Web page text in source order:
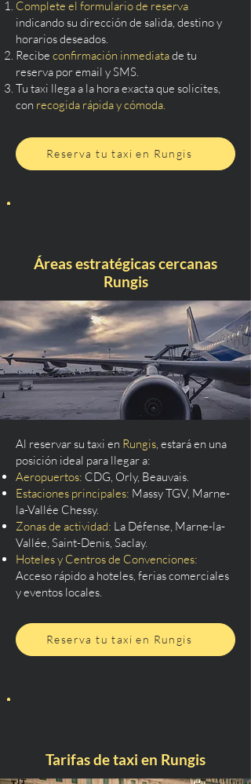
Complete el formulario de reserva
indicando su dirección de salida, destino y
horarios deseados.
Recibe confirmación inmediatade tu
reserva por email y SMS.
Tu taxi llega a la hora exacta que solicites,
con recogida rápida y cómoda.
Reserva tu taxi en Rungis
Áreas estratégicas cercanas
Rungis
Al reservar su taxi en Rungis, estará en una
posición ideal para llegar a:
Aeropuertos: CDG, Orly, Beauvais.
Estaciones principales: Massy TGV, Marne-
la-Vallée Chessy.
Zonas de actividad: La Défense, Marne-la-
Vallée, Saint-Denis, Saclay.
Hoteles y Centros de Convenciones:
Acceso rápido a hoteles, ferias comerciales
y eventos locales.
Reserva tu taxi en Rungis
Tarifas de taxi en Rungis